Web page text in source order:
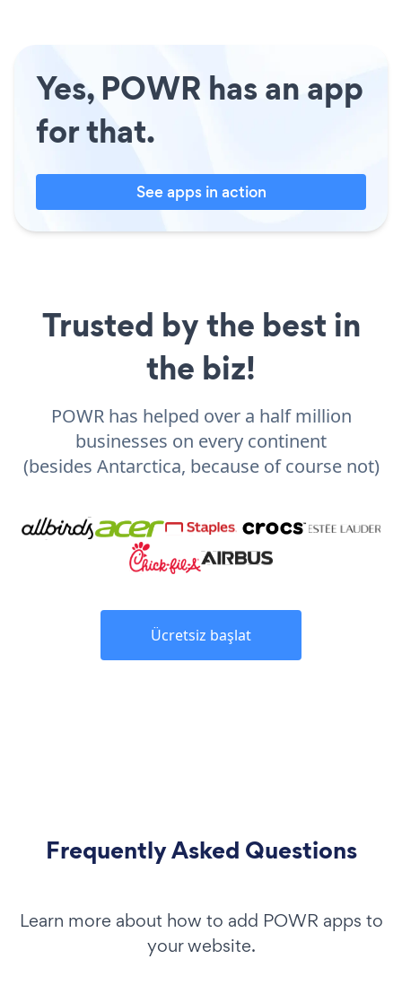
Yes, POWR has an app
for that.
See apps in action
Trusted by the best in
the biz!
POWR has helped over a half million
businesses on every continent
(besides Antarctica, because of course not)
Ücretsiz başlat
Frequently Asked Questions
Learn more about how to add POWR apps to
your website.